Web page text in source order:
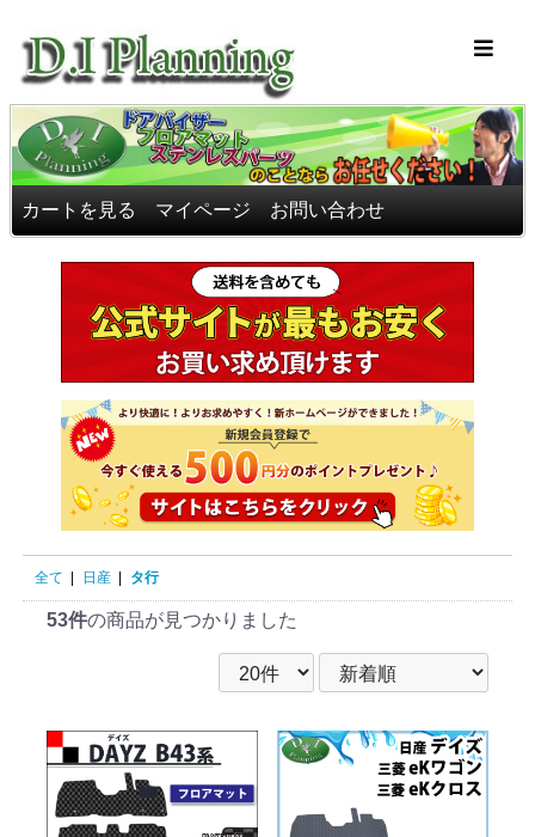
カートを見る マイページ お問い合わせ
全て | 日産 | タ行
53件の商品が見つかりました